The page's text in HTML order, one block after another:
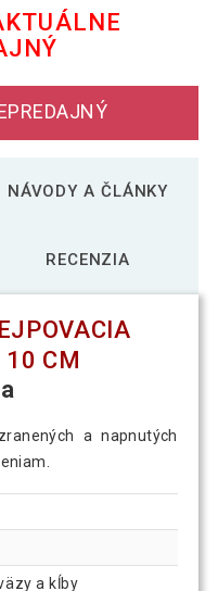
NÁVODY A ČLÁNKY
RECENZIA
10 CM
a napnutých
a kĺby